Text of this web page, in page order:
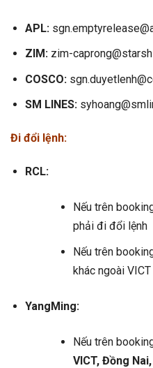
APL:
ZIM: zim-
COSCO:
SM LINES:
Đi đổi lệnh:
RCL:
Nếu trên
phải đi đổi lệnh
Nếu trên
khác ngoài
YangMing:
Nếu trên
VICT, Đồng